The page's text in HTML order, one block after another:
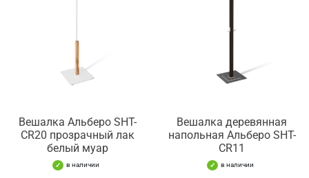
Вешалка Альберо SHT-
CR20 прозрачный лак
белый муар
в наличии
Вешалка деревянная
напольная Альберо SHT-
CR11
в наличии